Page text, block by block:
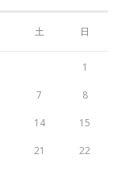
土 日
1
7 8
14 15
21 22